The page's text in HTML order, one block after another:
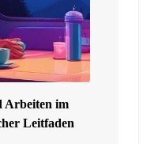
Arbeiten im
Leitfaden